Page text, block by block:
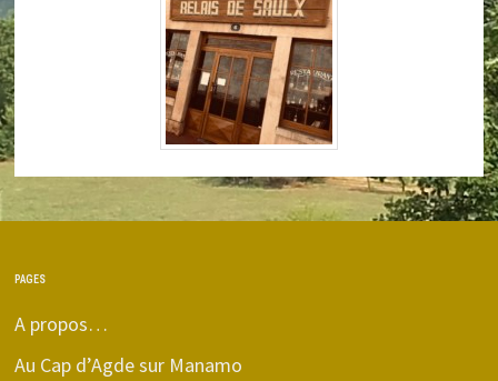
PAGES
A propos…
Au Cap d’Agde sur Manamo